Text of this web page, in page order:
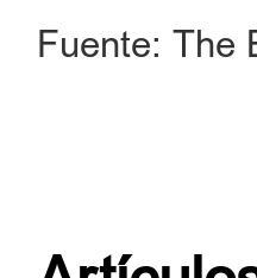
Fuente: The